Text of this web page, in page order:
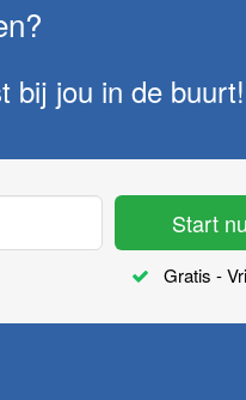
bij jou in de buurt!
Start
Gratis -